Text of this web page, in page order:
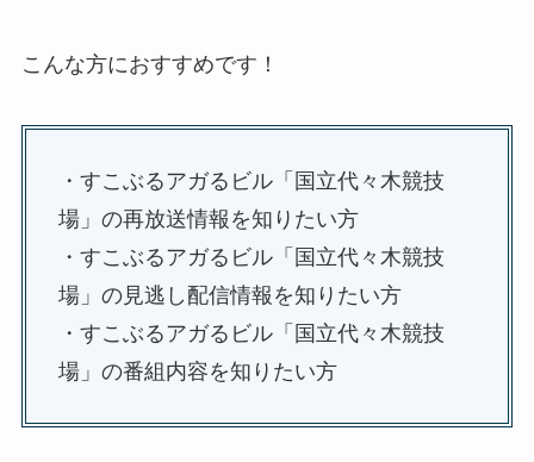
こんな方におすすめです！
・すこぶるアガるビル「国立代々木競技
場」の再放送情報を知りたい方
・すこぶるアガるビル「国立代々木競技
場」の見逃し配信情報を知りたい方
・すこぶるアガるビル「国立代々木競技
場」の番組内容を知りたい方